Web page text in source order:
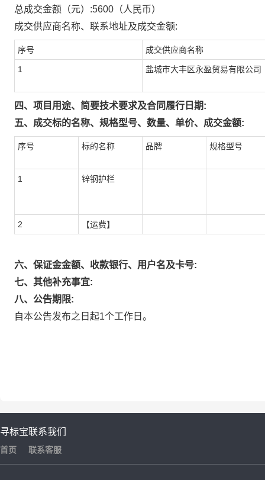
总成交金额（元）:5600 （人民币）
成交供应商名称、联系地址及成交金额:
序号 成交供应商名称
1 盐城市大丰区永盈贸易有限公司
四、项目用途、简要技术要求及合同履行日期:
五、成交标的名称、规格型号、数量、单价、成交金额:
序号 标的名称 品牌 规格型号
1 锌钢护栏
2 【运费】
六、保证金金额、收款银行、用户名及卡号:
七、其他补充事宜:
八、公告期限:
自本公告发布之日起1个工作日。
寻标宝
首页
联系我们
联系客服